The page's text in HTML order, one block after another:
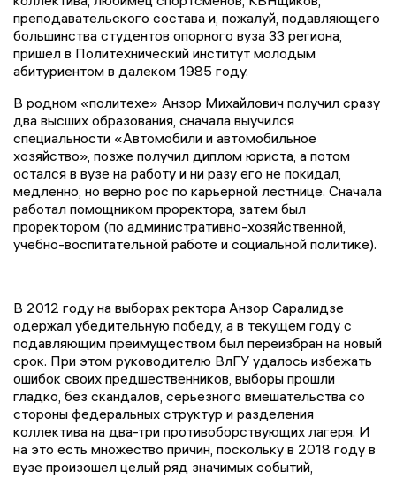
преподавательского состава и, пожалуй, подавляющего
большинства студентов опорного вуза 33 региона,
пришел в Политехнический институт молодым
абитуриентом в далеком 1985 году.
В родном «политехе» Анзор Михайлович получил сразу
два высших образования, сначала выучился
специальности «Автомобили и автомобильное
хозяйство», позже получил диплом юриста, а потом
остался в вузе на работу и ни разу его не покидал,
медленно, но верно рос по карьерной лестнице. Сначала
работал помощником проректора, затем был
проректором (по административно-хозяйственной,
учебно-воспитательной работе и социальной политике).
В 2012 году на выборах ректора Анзор Саралидзе
одержал убедительную победу, а в текущем году с
подавляющим преимуществом был переизбран на новый
срок. При этом руководителю ВлГУ удалось избежать
ошибок своих предшественников, выборы прошли
гладко, без скандалов, серьезного вмешательства со
стороны федеральных структур и разделения
коллектива на два-три противоборствующих лагеря. И
на это есть множество причин, поскольку в 2018 году в
вузе произошел целый ряд значимых событий,